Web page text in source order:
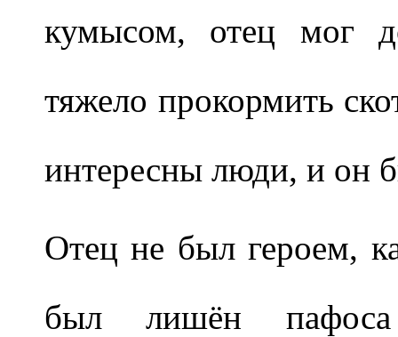
кумысом, отец мог
тяжело прокормить
интересны люди, и он
Отец не был героем,
был лишён